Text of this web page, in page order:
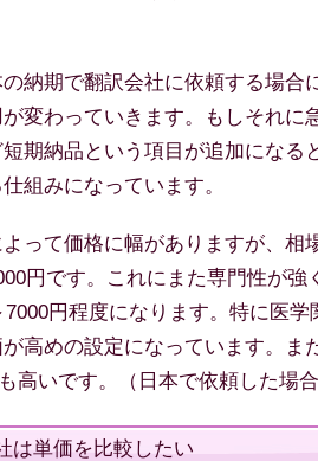
の納期で翻訳会社に依頼する場合
変わっていきます。もしそれに
期納品という項目が追加になる
組みになっています。
って価格に幅がありますが、相
円です。これにまた専門性が強
7000円程度になります。特に医
高めの設定になっています。ま
高いです。（日本で依頼した場
は単価を比較したい